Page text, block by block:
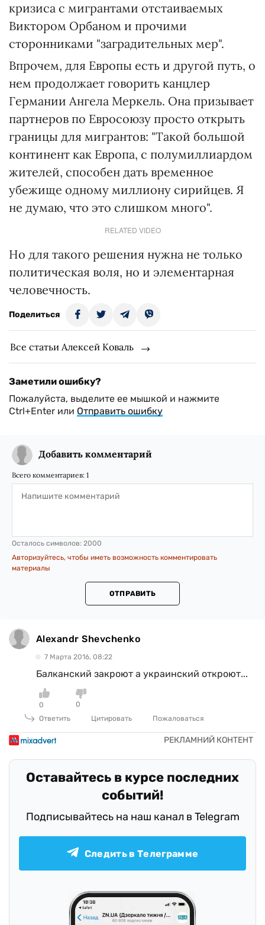
кризиса с мигрантами отстаиваемых
Виктором Орбаном и прочими
сторонниками "заградительных мер".
Впрочем, для Европы есть и другой путь, о
нем продолжает говорить канцлер
Германии Ангела Меркель. Она призывает
партнеров по Евросоюзу просто открыть
границы для мигрантов: "Такой большой
континент как Европа, с полумиллиардом
жителей, способен дать временное
убежище одному миллиону сирийцев. Я
не думаю, что это слишком много".
RELATED VIDEO
Но для такого решения нужна не только
политическая воля, но и элементарная
человечность.
Поделиться
Все статьи Алексей Коваль
Заметили ошибку?
Пожалуйста, выделите ее мышкой и нажмите
Ctrl+Enter или Отправить ошибку
Добавить комментарий
Всего комментариев: 1
Осталось символов: 2000
Авторизуйтесь, чтобы иметь возможность комментировать
материалы
ОТПРАВИТЬ
Alexandr Shevchenko
7 Марта 2016, 08:22
Балканский закроют а украинский откроют...
0
0
Ответить
Цитировать Пожаловаться
Оставайтесь в курсе последних
событий!
Подписывайтесь на наш канал в Telegram
Следить в Телеграмме